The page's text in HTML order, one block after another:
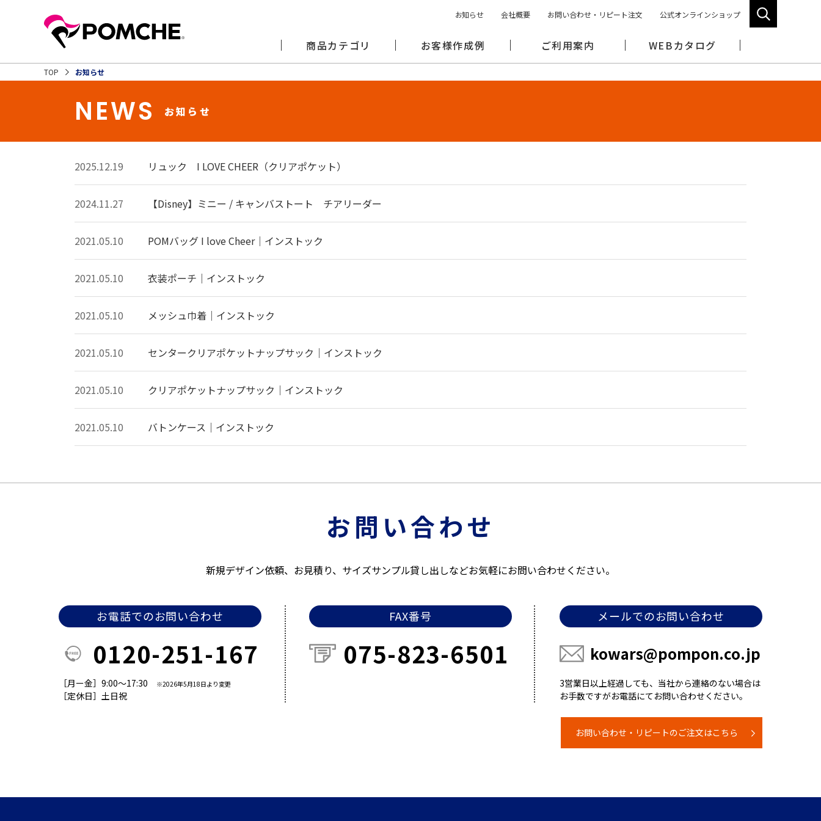
商品カテゴリ お客様作成例 ご利用案内 WEBカタログ
お知らせ 会社概要 お問い合わせ・リピート注文 公式オンラインショップ
TOP お知らせ
NEWS お知らせ
2025.12.19 リュック I LOVE CHEER（クリアポケット）
2024.11.27 【Disney】ミニー / キャンバストート チアリーダー
2021.05.10 POMバッグ I love Cheer｜インストック
2021.05.10 衣装ポーチ｜インストック
2021.05.10 メッシュ巾着｜インストック
2021.05.10 センタークリアポケットナップサック｜インストック
2021.05.10 クリアポケットナップサック｜インストック
2021.05.10 バトンケース｜インストック
お問い合わせ
新規デザイン依頼、お見積り、サイズサンプル貸し出しなどお気軽にお問い合わせください。
お電話でのお問い合わせ
0120-251-167
［月ー金］9:00～17:30 ※2026年5月18日より変更
［定休日］土日祝
FAX番号
075-823-6501
メールでのお問い合わせ
kowars@pompon.co.jp
3営業日以上経過しても、当社から連絡のない場合は
お手数ですがお電話にてお問い合わせください。
お問い合わせ・リピートのご注文はこちら